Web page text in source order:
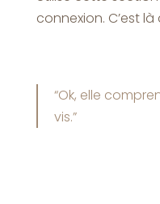
connexion. C’est
“Ok, elle
vis.”